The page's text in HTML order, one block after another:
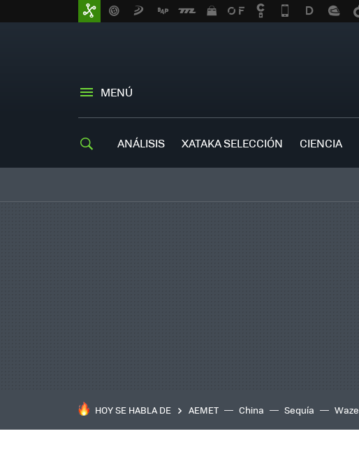
MENÚ
ANÁLISIS XATAKA SELECCIÓN CIENCIA
HOY SE HABLA DE AEMET China Sequía Waze